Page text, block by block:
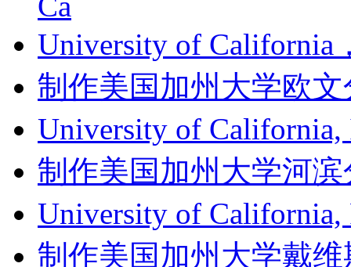
University of California
制作美国加州大学欧
University of
制作美国加州大学河
University of
制作美国加州大学戴